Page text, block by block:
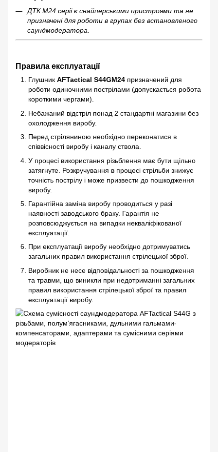
ДТК М24 серії є снайперськими пристроями та не
призначені для роботи в групах без встановленого
саундмодератора.
Правила експлуатації
Глушник AFTactical S44GM24 призначений для
роботи одиночними пострілами (допускається робота
короткими чергами).
Небажаний відстріл понад 2 стандартні магазини без
охолодження виробу.
Перед стріляниною необхідно переконатися в
співвісності виробу і каналу ствола.
У процесі використання різьблення має бути щільно
затягнуте. Розкручування в процесі стрільби знижує
точність пострілу і може призвести до пошкодження
виробу.
Гарантійна заміна виробу проводиться у разі
наявності заводського браку. Гарантія не
розповсюджується на випадки некваліфікованої
експлуатації.
При експлуатації виробу необхідно дотримуватись
загальних правил використання стрілецької зброї.
Виробник не несе відповідальності за пошкодження
та травми, що виникли при недотриманні загальних
правил використання стрілецької зброї та правил
експлуатації виробу.